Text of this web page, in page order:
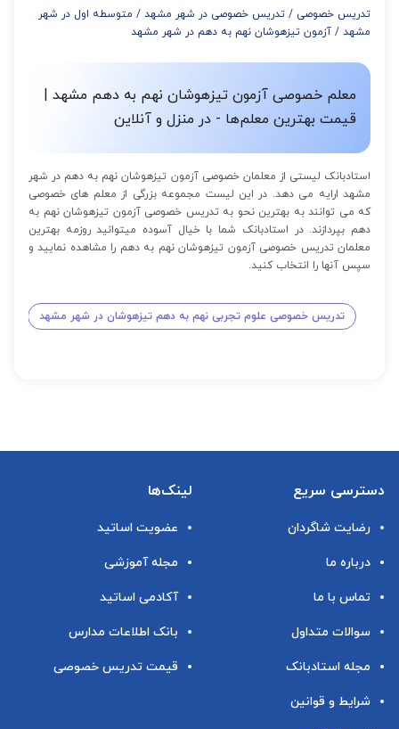
از 12 تا 15 جلسه: 7% تخفیف
از 16 تا 100 جلسه: 9% تخفیف
تدریس خصوصی / تدریس خصوصی در شهر مشهد / متوسطه اول در شهر
مشهد / آزمون تیزهوشان نهم به دهم در شهر مشهد
معلم خصوصی آزمون تیزهوشان نهم به دهم مشهد |
قیمت بهترین معلم‌ها - در منزل و آنلاین
استادبانک لیستی از معلمان خصوصی آزمون تیزهوشان نهم به دهم در شهر
مشهد ارایه می دهد. در این لیست مجموعه بزرگی از معلم های خصوصی
که می توانند به بهترین نحو به تدریس خصوصی آزمون تیزهوشان نهم به
دهم بپردازند. در استادبانک شما با خیال آسوده میتوانید روزمه بهترین
معلمان تدریس خصوصی آزمون تیزهوشان نهم به دهم را مشاهده نمایید و
سپس آنها را انتخاب کنید.
تدریس خصوصی علوم تجربی نهم به دهم تیزهوشان در شهر مشهد
دسترسی سریع
رضایت شاگردان
درباره ما
تماس با ما
سوالات متداول
مجله استادبانک
شرایط و قوانین
لینک‌ها
عضویت اساتید
مجله آموزشی
آکادمی اساتید
بانک اطلاعات مدارس
قیمت تدریس خصوصی